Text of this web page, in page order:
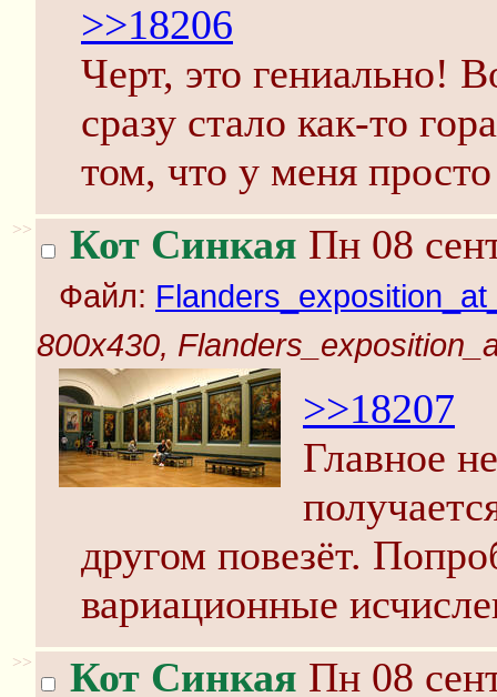
>>18206
Черт, это гениально!
сразу стало как-то
том, что у меня
>> Кот Синкая Пн 08
Файл:
800x430,
>>18207
Главное
другом повезёт.
вариационные
>> Кот Синкая Пн 08